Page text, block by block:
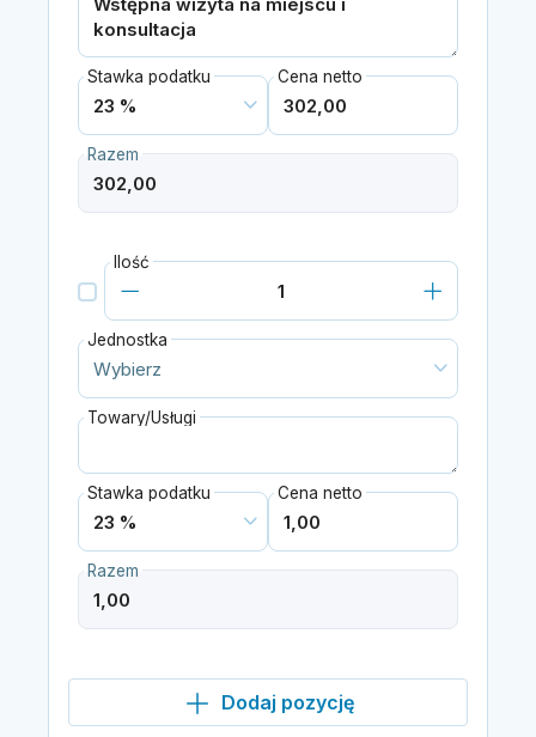
Stawka podatku Cena netto
Razem
Ilość
Jednostka
Towary/Usługi
Stawka podatku Cena netto
Razem
Dodaj pozycję